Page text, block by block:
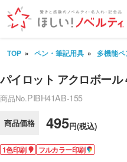
TOP ペン・筆記用具 多機能
パイロット アクロボール
商品No.PIBH41AB-155
商品価格 495円(税込)
1色印刷 フルカラー印刷